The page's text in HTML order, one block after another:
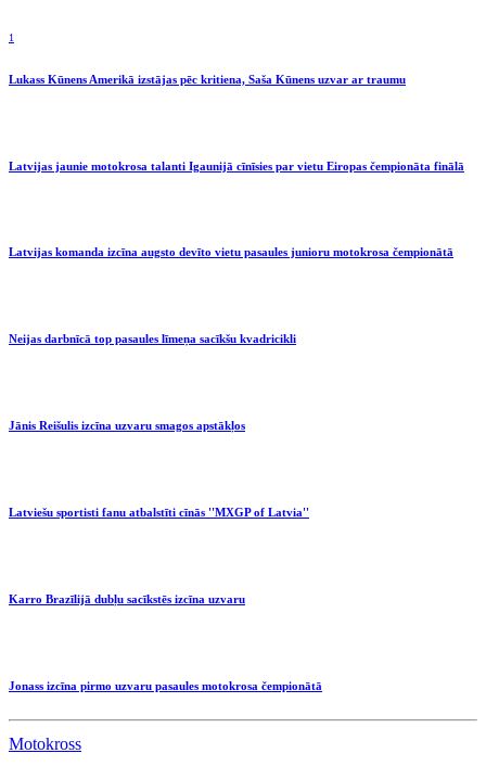
1
Lukass Kūnens Amerikā izstājas pēc kritiena, Saša Kūnens uzvar ar traumu
Latvijas jaunie motokrosa talanti Igaunijā cīnīsies par vietu Eiropas čempionāta finālā
Latvijas komanda izcīna augsto devīto vietu pasaules junioru motokrosa čempionātā
Neijas darbnīcā top pasaules līmeņa sacīkšu kvadricikli
Jānis Reišulis izcīna uzvaru smagos apstākļos
Latviešu sportisti fanu atbalstīti cīnās ''MXGP of Latvia''
Karro Brazīlijā dubļu sacīkstēs izcīna uzvaru
Jonass izcīna pirmo uzvaru pasaules motokrosa čempionātā
Motokross